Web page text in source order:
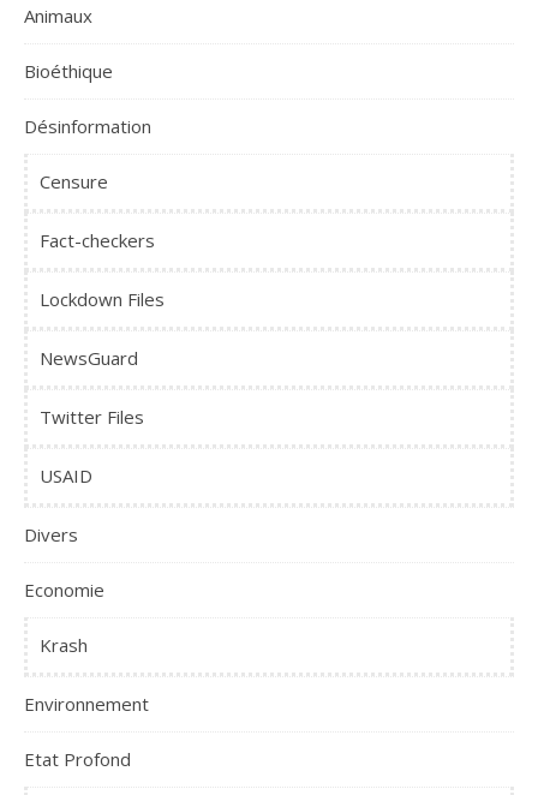
Animaux
Bioéthique
Désinformation
Censure
Fact-checkers
Lockdown Files
NewsGuard
Twitter Files
USAID
Divers
Economie
Krash
Environnement
Etat Profond